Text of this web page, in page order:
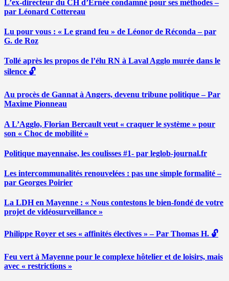
L’ex-directeur du CH d’Ernée condamné pour ses méthodes –
par Léonard Cottereau
Lu pour vous : « Le grand feu » de Léonor de Réconda – par
G. de Roz
Tollé après les propos de l’élu RN à Laval Agglo murée dans le
silence 🔓
Au procès de Gannat à Angers, devenu tribune politique – Par
Maxime Pionneau
A L’Agglo, Florian Bercault veut « craquer le système » pour
son « Choc de mobilité »
Politique mayennaise, les coulisses #1- par leglob-journal.fr
Les intercommunalités renouvelées : pas une simple formalité –
par Georges Poirier
La LDH en Mayenne : « Nous contestons le bien-fondé de votre
projet de vidéosurveillance »
Philippe Royer et ses « affinités électives » – Par Thomas H. 🔓
Feu vert à Mayenne pour le complexe hôtelier et de loisirs, mais
avec « restrictions »